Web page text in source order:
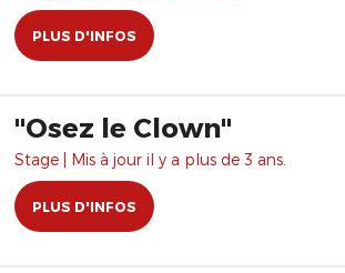
PLUS D'INFOS
"Osez le Clown"
Stage | Mis à jour il y a plus de 3 ans.
PLUS D'INFOS